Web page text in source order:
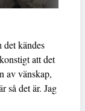
kändes
att det
av vänskap,
så det är. Jag